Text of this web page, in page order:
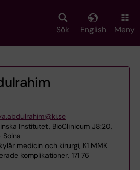
Sök English Meny
Institutet, BioClinicum J8:20,
Solna
medicin och kirurgi, K1 MMK
komplikationer, 171 76